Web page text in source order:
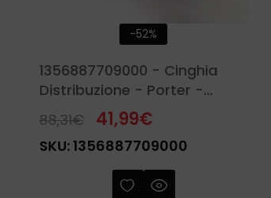
-52%
1356887709000 - Cinghia
Distribuzione - Porter -
88,31€ 41,99€
SKU:1356887709000